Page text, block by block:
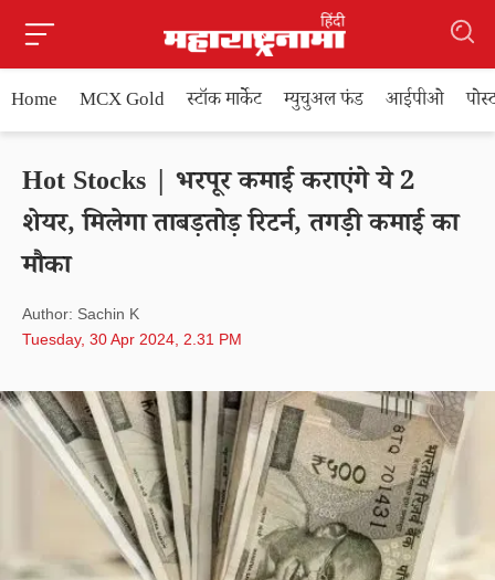
Home MCX Gold स्टॉक मार्केट म्युचुअल फंड आईपीओ
Hot Stocks | भरपूर कमाई कराएंगे ये 2
शेयर, मिलेगा ताबड़तोड़ रिटर्न, तगड़ी कमाई का
मौका
Author: Sachin K
Tuesday, 30 Apr 2024, 2.31 PM